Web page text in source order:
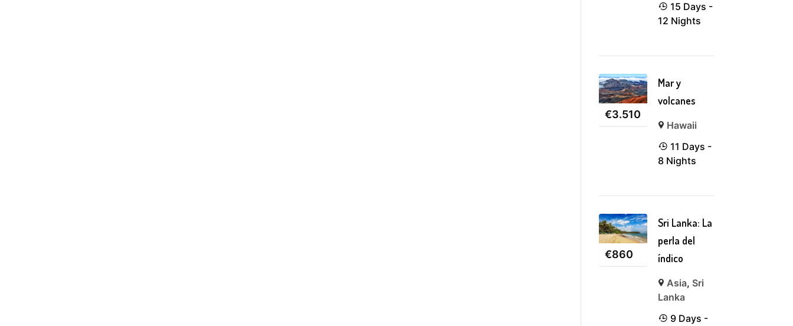
15 Days -
12 Nights
€3.510
Mar y
volcanes
Hawaii
11 Days -
8 Nights
€860
Sri Lanka: La
perla del
índico
Asia, Sri
Lanka
9 Days -